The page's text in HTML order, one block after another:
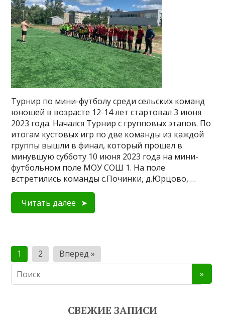
Турнир по мини-футболу среди сельских команд
юношей в возрасте 12-14 лет стартовал 3 июня
2023 года. Начался Турнир с групповых этапов. По
итогам кустовых игр по две команды из каждой
группы вышли в финал, который прошел в
минувшую субботу 10 июня 2023 года на мини-
футбольном поле МОУ СОШ 1. На поле
встретились команды с.Починки, д.Юрцово, …
Читать далее
Пагинация
записей
1 2 Вперед »
СВЕЖИЕ ЗАПИСИ